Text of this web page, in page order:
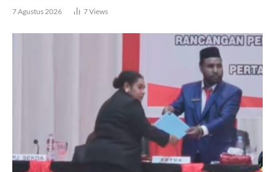
7 Agustus 2026 7Views